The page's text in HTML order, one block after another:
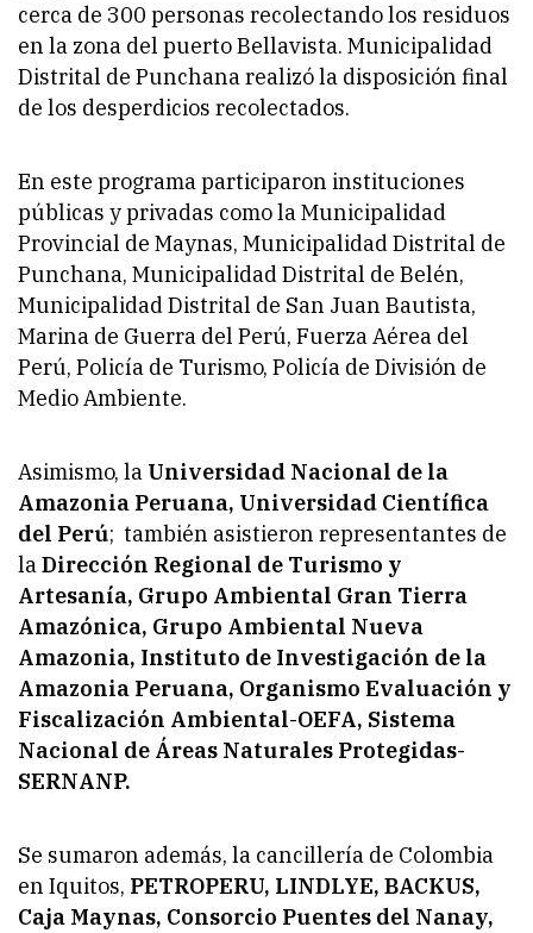
cerca de 300 personas recolectando los residuos
en la zona del puerto Bellavista. Municipalidad
Distrital de Punchana realizó la disposición final
de los desperdicios recolectados.
En este programa participaron instituciones
públicas y privadas como la Municipalidad
Provincial de Maynas, Municipalidad Distrital de
Punchana, Municipalidad Distrital de Belén,
Municipalidad Distrital de San Juan Bautista,
Marina de Guerra del Perú, Fuerza Aérea del
Perú, Policía de Turismo, Policía de División de
Medio Ambiente.
Asimismo, la Universidad Nacional de la
Amazonia Peruana, Universidad Científica
del Perú; también asistieron representantes de
laDirección Regional de Turismo y
Artesanía, Grupo Ambiental Gran Tierra
Amazónica, Grupo Ambiental Nueva
Amazonia, Instituto de Investigación de la
Amazonia Peruana, Organismo Evaluación y
Fiscalización Ambiental-OEFA, Sistema
Nacional de Áreas Naturales Protegidas-
SERNANP.
Se sumaron además, la cancillería de Colombia
en Iquitos, PETROPERU, LINDLYE, BACKUS,
Caja Maynas, Consorcio Puentes del Nanay,